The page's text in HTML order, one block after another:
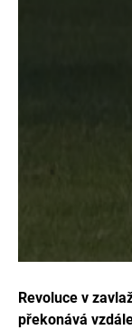
Revoluce v
překonává